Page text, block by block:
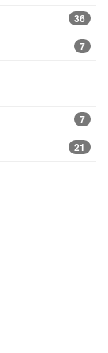
36
7
7
21